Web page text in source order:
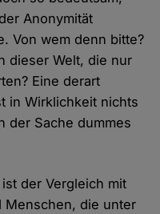
Anonymität
Von wem denn bitte?
dieser Welt, die nur
Eine derart
in Wirklichkeit nichts
der Sache dummes
der Vergleich mit
Menschen, die unter